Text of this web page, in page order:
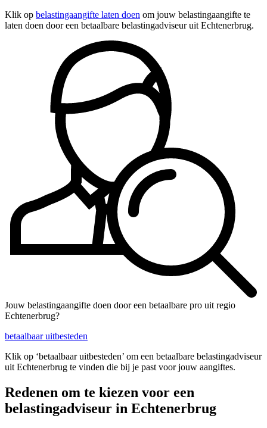
Klik op belastingaangifte laten doen om jouw belastingaangifte te
laten doen door een betaalbare belastingadviseur uit Echtenerbrug.
Jouw belastingaangifte doen door een betaalbare pro uit regio
Echtenerbrug?
betaalbaar uitbesteden
Klik op ‘betaalbaar uitbesteden’ om een betaalbare belastingadviseur
uit Echtenerbrug te vinden die bij je past voor jouw aangiftes.
Redenen om te kiezen voor een
belastingadviseur in Echtenerbrug